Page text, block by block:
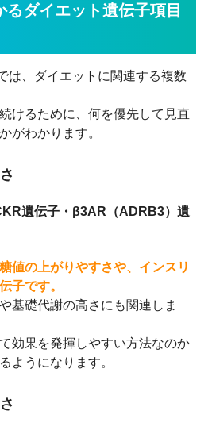
るダイエット遺伝子項目
は、ダイエットに関連する複数
けるために、何を優先して見直
がわかります。
遺伝子・β3AR（ADRB3）遺
値の上がりやすさや、インスリ
子です。
基礎代謝の高さにも関連しま
効果を発揮しやすい方法なのか
ようになります。